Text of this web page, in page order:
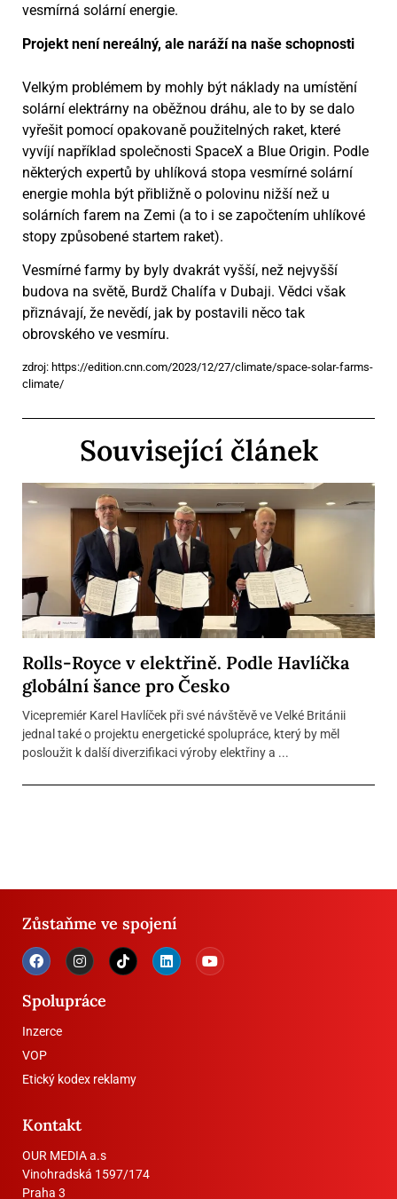
vesmírná solární energie.
Projekt není nereálný, ale naráží na naše schopnosti
Velkým problémem by mohly být náklady na umístění
solární elektrárny na oběžnou dráhu, ale to by se dalo
vyřešit pomocí opakovaně použitelných raket, které
vyvíjí například společnosti SpaceX a Blue Origin. Podle
některých expertů by uhlíková stopa vesmírné solární
energie mohla být přibližně o polovinu nižší než u
solárních farem na Zemi (a to i se započtením uhlíkové
stopy způsobené startem raket).
Vesmírné farmy by byly dvakrát vyšší, než nejvyšší
budova na světě, Burdž Chalífa v Dubaji. Vědci však
přiznávají, že nevědí, jak by postavili něco tak
obrovského ve vesmíru.
zdroj: https://edition.cnn.com/2023/12/27/climate/space-solar-farms-
climate/
Související článek
Rolls-Royce v elektřině. Podle Havlíčka
globální šance pro Česko
Vicepremiér Karel Havlíček při své návštěvě ve Velké Británii
jednal také o projektu energetické spolupráce, který by měl
posloužit k další diverzifikaci výroby elektřiny a ...
Zůstaňme ve spojení
Spolupráce
Inzerce
VOP
Etický kodex reklamy
Kontakt
OUR MEDIA a.s
Vinohradská 1597/174
Praha 3